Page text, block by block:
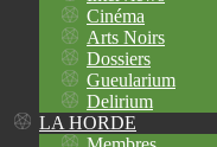
Cinéma
Arts Noirs
Dossiers
Gueularium
Delirium
LA HORDE